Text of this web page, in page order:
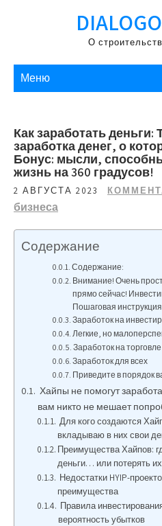
О
Меню
Как заработать
заработка денег, о
Бонус: мысли,
жизнь на 360 градусов!
2 АВГУСТА 2023
бизнеса
Содержание
Содержание:
Внимание! Очень
прямо сейчас!
Пошаговая
Заработок на
Легкие, но
Заработок на
Заработок для всех
Приведите в порядок
Хайпы не помогут
вам никто не мешает
Для кого создаются
вкладываю в них свои
Преимущества Хайпов:
деньги… или потерять их
Недостатки HYIP-
преимущества
Правила
вероятность убытков